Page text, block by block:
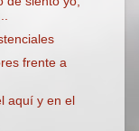
frente a
aquí y en el